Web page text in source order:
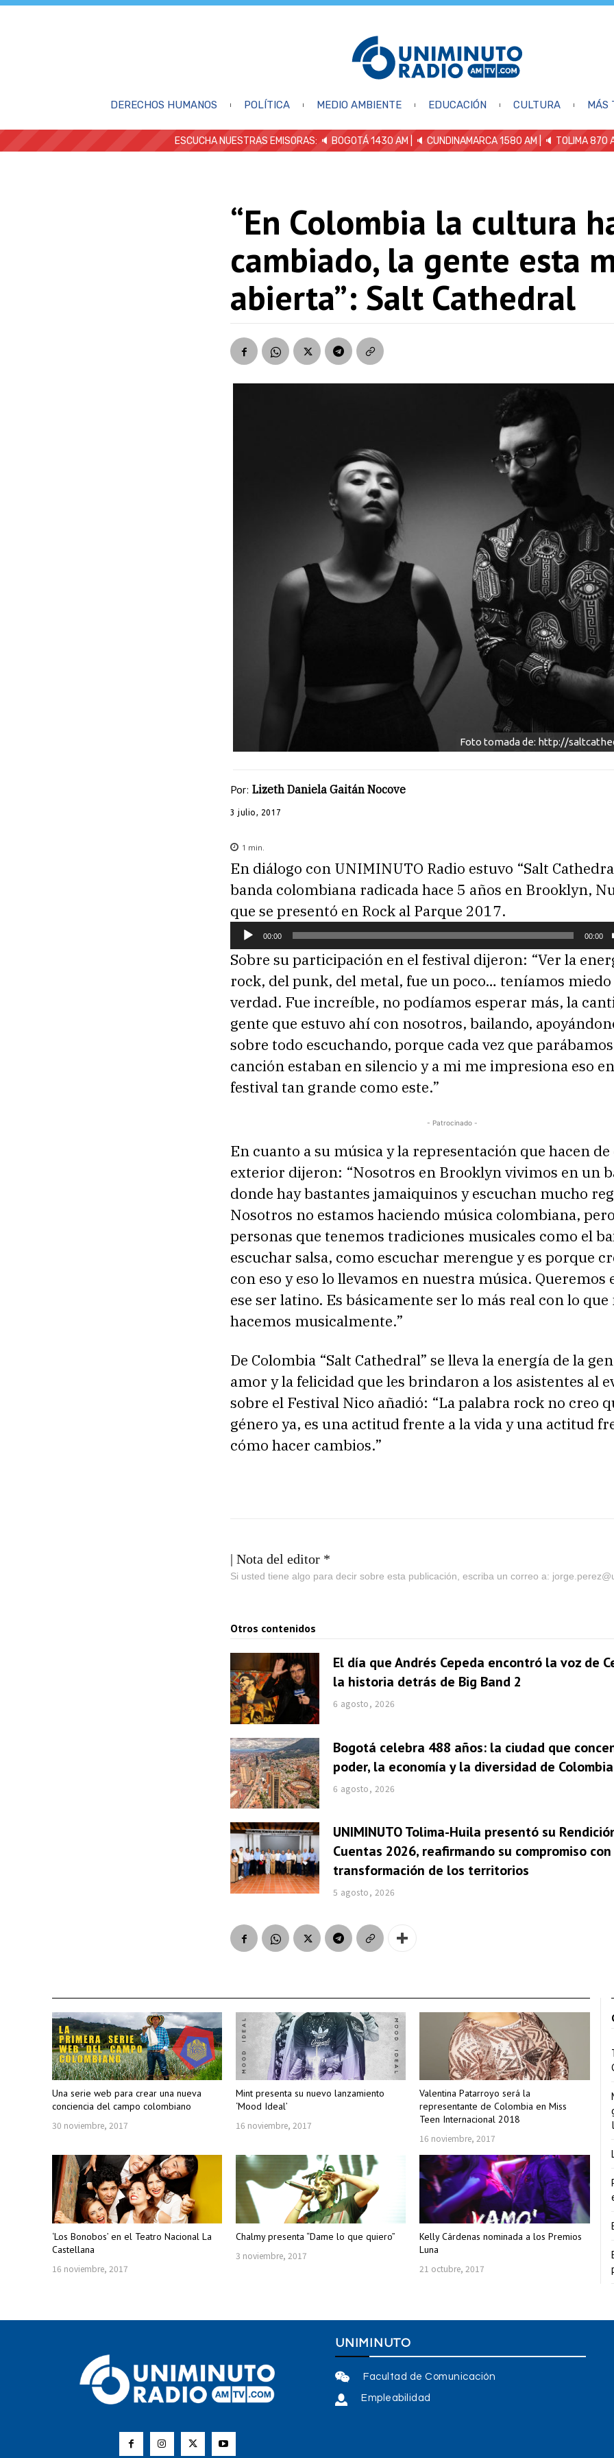
DERECHOS HUMANOS POLÍTICA MEDIO AMBIENTE EDUCACIÓN CULTURA MÁS
ESCUCHA NUESTRAS EMISORAS: 🔈 BOGOTÁ 1430 AM | 🔈 CUNDINAMARCA 1580 AM | 🔈 TOLIMA 870
“En Colombia la cultura
cambiado, la gente esta
abierta”: Salt Cathedral
Foto tomada de: http://
Por: Lizeth Daniela Gaitán Nocove
3 julio, 2017
1 min.
En diálogo con UNIMINUTO Radio estuvo “Salt
banda colombiana radicada hace 5 años en Brooklyn,
que se presentó en Rock al Parque 2017.
e
p
r
o
d
u
c
r
d
e
a
u
d
i
o
00:00 00:00
Sobre su participación en el festival dijeron: “Ver la
rock, del punk, del metal, fue un poco… teníamos miedo
verdad. Fue increíble, no podíamos esperar más, la
gente que estuvo ahí con nosotros, bailando,
sobre todo escuchando, porque cada vez que
canción estaban en silencio y a mi me impresiona eso
festival tan grande como este.”
- Patrocinado -
En cuanto a su música y la representación que hacen de
exterior dijeron: “Nosotros en Brooklyn vivimos en un
donde hay bastantes jamaiquinos y escuchan mucho
Nosotros no estamos haciendo música colombiana,
personas que tenemos tradiciones musicales como el
escuchar salsa, como escuchar merengue y es porque
con eso y eso lo llevamos en nuestra música. Queremos
ese ser latino. Es básicamente ser lo más real con lo
hacemos musicalmente.”
De Colombia “Salt Cathedral” se lleva la energía de la
amor y la felicidad que les brindaron a los asistentes al
sobre el Festival Nico añadió: “La palabra rock no creo
género ya, es una actitud frente a la vida y una actitud
cómo hacer cambios.”
| Nota del editor *
Si usted tiene algo para decir sobre esta publicación, escriba un correo a:
Otros contenidos
El día que Andrés Cepeda encontró la voz de
la historia detrás de Big Band 2
6 agosto, 2026
Bogotá celebra 488 años: la ciudad que
poder, la economía y la diversidad de Colombia
6 agosto, 2026
UNIMINUTO Tolima-Huila presentó su
Cuentas 2026, reafirmando su compromiso
transformación de los territorios
5 agosto, 2026
Una serie web para crear una nueva
conciencia del campo colombiano
30 noviembre, 2017
Mint presenta su nuevo lanzamiento
‘Mood Ideal’
16 noviembre, 2017
Valentina Patarroyo será la
representante de Colombia en Miss
Teen Internacional 2018
16 noviembre, 2017
‘Los Bonobos’ en el Teatro Nacional La
Castellana
16 noviembre, 2017
Chalmy presenta “Dame lo que quiero”
3 noviembre, 2017
Kelly Cárdenas nominada a los Premios
Luna
21 octubre, 2017
UNIMINUTO
Facultad de Comunicación
Empleabilidad